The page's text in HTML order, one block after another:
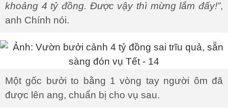
khoảng 4 tỷ đồng. Được vậy thì mừng lắm đấy!”,
anh Chính nói.
Một gốc bưởi to bằng 1 vòng tay người ôm đã
được lên ang, chuẩn bị cho vụ sau.